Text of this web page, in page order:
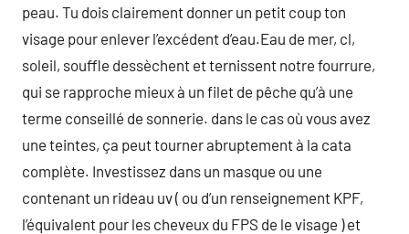
peau. Tu dois clairement donner un petit coup ton
visage pour enlever l’excédent d’eau.Eau de mer, cl,
soleil, souffle dessèchent et ternissent notre fourrure,
qui se rapproche mieux à un filet de pêche qu’à une
terme conseillé de sonnerie. dans le cas où vous avez
une teintes, ça peut tourner abruptement à la cata
complète. Investissez dans un masque ou une
contenant un rideau uv ( ou d’un renseignement KPF,
l’équivalent pour les cheveux du FPS de le visage ) et